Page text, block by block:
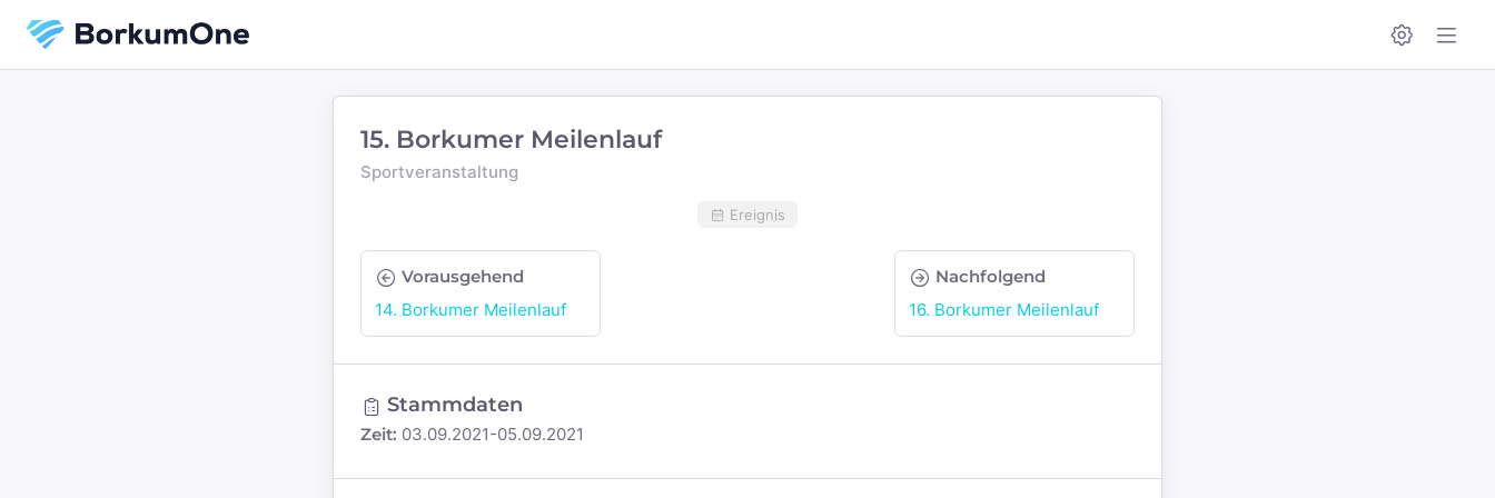
15. Borkumer Meilenlauf
Sportveranstaltung
Ereignis
Vorausgehend
14. Borkumer Meilenlauf
Nachfolgend
16. Borkumer Meilenlauf
Stammdaten
Zeit: 03.09.2021-05.09.2021